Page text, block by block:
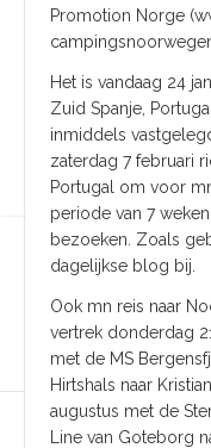
Promotion Norge
Het is vandaag 24
Zuid Spanje,
inmiddels
zaterdag 7 februari
Portugal om voor
periode van 7
bezoeken. Zoals
dagelijkse blog bij.
Ook mn reis naar
vertrek donderdag
met de MS
Hirtshals naar
augustus met de
Line van Goteborg